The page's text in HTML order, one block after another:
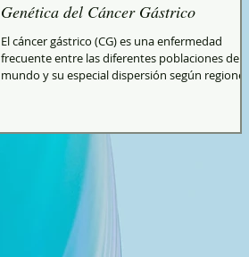
Genética del Cáncer Gástrico
El cáncer gástrico (CG) es una enfermedad
frecuente entre las diferentes poblaciones del
mundo y su especial dispersión según regiones